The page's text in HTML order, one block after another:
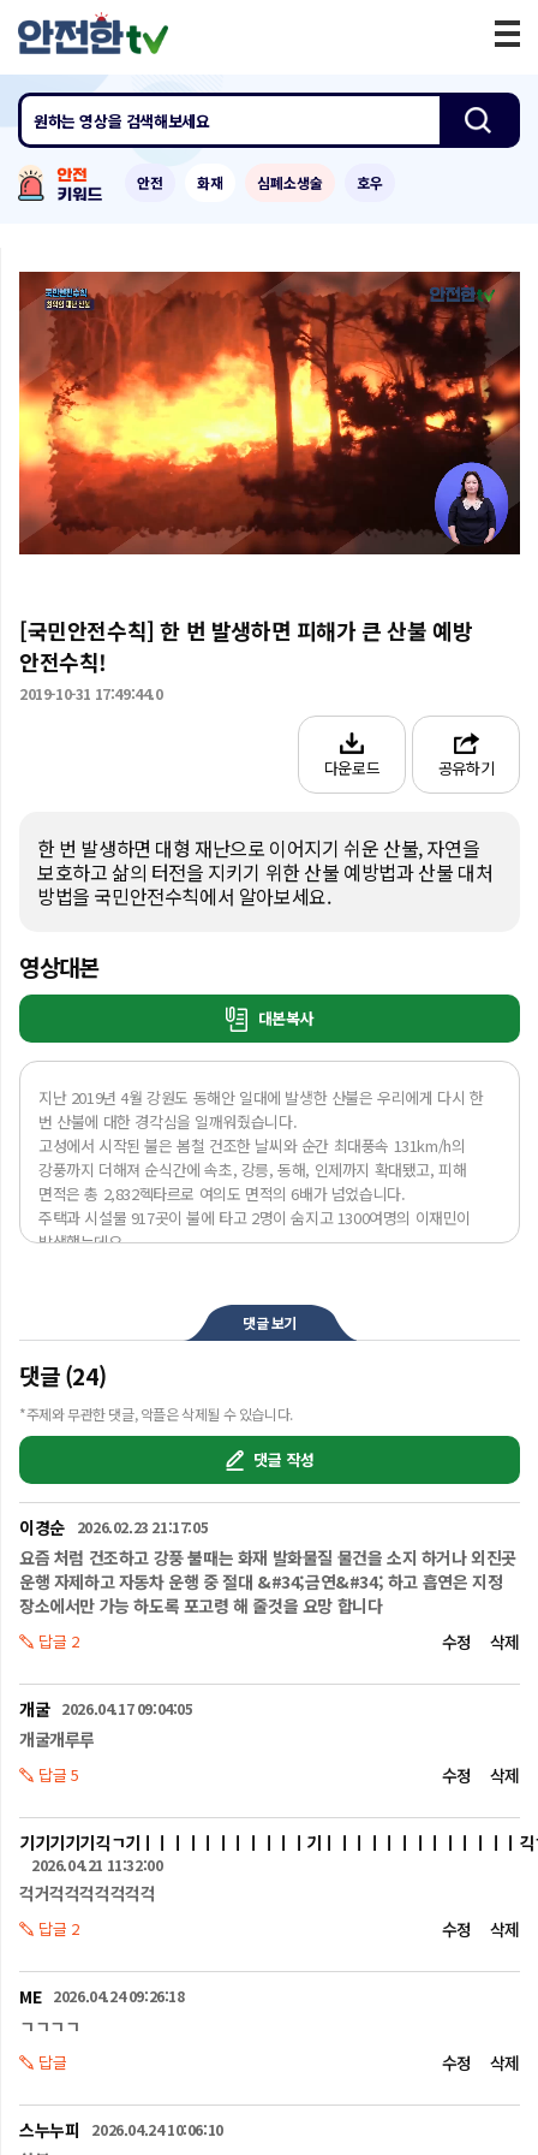
원하는 영상을 검색해보세요
안전 화재 심폐소생술 호우
0:00 /7:15
[국민안전수칙] 한 번 발생하면 피해가 큰 산불 예방
안전수칙!
2019-10-31 17:49:44.0
다운로드 공유하기
한 번 발생하면 대형 재난으로 이어지기 쉬운 산불, 자연을
보호하고 삶의 터전을 지키기 위한 산불 예방법과 산불 대처
방법을 국민안전수칙에서 알아보세요.
영상대본
대본복사
지난 2019년 4월 강원도 동해안 일대에 발생한 산불은 우리에게 다시 한
번 산불에 대한 경각심을 일깨워줬습니다.
고성에서 시작된 불은 봄철 건조한 날씨와 순간 최대풍속 131km/h의
강풍까지 더해져 순식간에 속초, 강릉, 동해, 인제까지 확대됐고, 피해
면적은 총 2,832헥타르로 여의도 면적의 6배가 넘었습니다.
주택과 시설물 917곳이 불에 타고 2명이 숨지고 1300여명의 이재민이
발생했는데요.
산림청 통계에 따르면 우리나라는 최근 10년간 해마다 평균 430건의
산불이 발생하여 약 839ha의 산림이 소실되었으며 발생 건수가 좀처럼
줄지 않고 있습니다.
산불이 발생하는 주요 원인은 사소한 부주의에서 시작되는 경우가
즉, 산불은 자연재해가 아닌 사람에 의한 '인재' 입니다.
가장 큰 원인은 입산자의 실화이며 논,밭두렁 태우기나 쓰레기 소각 등이
산불의 주요 원인으로 꼽힙니다.
여기에 계절적으로 건조한 날씨까지 더해지면서 그 피해는 걷잡을 수 없이
확대될 가능성이 높아지는데요.
최근에는 펜션, 음식점, 휴양시설이 산속에 확산하면서 건축물 화재의 의한
산림 인접 건물에서 화재가 발생하면 불씨가 대형 산불로 확산하기 쉬어서
그 뿐만 아니라 산불 발생에 있어 농가에서 사용하는 화목 보일러가 원인이
되는 경우가 많은데요.
연통에서 나온 불티가 바람에 날려 자칫 산으로 옮겨 붙을 수 있으므로
재를 완전히 연소시키고 잔불이 남아 있지 않은지 확인하는 것이
순간의 안일함과 부주의로 발생하는 산불, 과실로 인해 산불을 낼 경우,
실화자에게 3년 이하의 징역이나 3000 만원 이하의 벌금이 부과됩니다.
산불로 훼손 된 산림이 복원되려면 적어도 40년에서 100년 가까운 시간이
소요되며 막대한 노력과 비용이 듭니다.
함께 지킬 수 있는 산불 예방 수칙에는 어떤 것들이 있을까요?
먼저, 산불을 예방하기 위해 가장 중요한 것은 산불의 직접적인 발생
요인을 차단하는 것!
입산할 때에는 라이터, 담배 등의 인화성 물질을 소지하지 않아야 합니다.
또한, 산불 발생 위험이 높아 입산이 통제된 지역에는 들어가지 않으며,
않습니다.
만약, 취사가 허용된 구간이라고 해도 화기를 사용할 경우에 간이 소화
댓글 보기
댓글 (24)
*주제와 무관한 댓글, 악플은 삭제될 수 있습니다.
댓글 작성
이경순 2026.02.23 21:17:05
요즘 처럼 건조하고 강풍 불때는 화재 발화물질 물건을 소지 하거나 외진곳
운행 자제하고 자동차 운행 중 절대 &#34;금연&#34; 하고 흡연은 지정
장소에서만 가능 하도록 포고령 해 줄것을 요망 합니다
답글 2 수정 삭제
개굴 2026.04.17 09:04:05
개굴개루루
답글 5 수정 삭제
기기기기기긱ㄱ기ㅣㅣㅣㅣㅣㅣㅣㅣㅣㅣㅣ기ㅣㅣㅣㅣㅣㅣㅣㅣㅣㅣㅣㅣㅣ
2026.04.21 11:32:00
걱거걱걱걱걱걱걱걱
답글 2 수정 삭제
ME 2026.04.24 09:26:18
ㄱㄱㄱㄱ
답글 수정 삭제
스누누피 2026.04.24 10:06:10